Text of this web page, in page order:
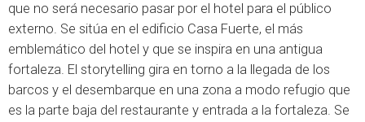
que no será necesario pasar por el hotel para el público
externo. Se sitúa en el edificio Casa Fuerte, el más
emblemático del hotel y que se inspira en una antigua
fortaleza. El storytelling gira en torno a la llegada de los
barcos y el desembarque en una zona a modo refugio que
es la parte baja del restaurante y entrada a la fortaleza. Se